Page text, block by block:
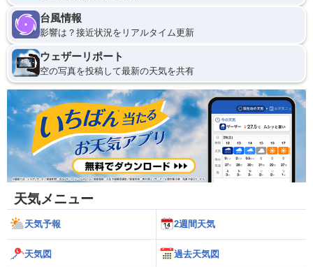
台風情報
影響は？接近状況をリアルタイム更新
ウェザーリポート
空の写真を投稿して最新の天気を共有
天気メニュー
天気予報 2週間天気
天気図 過去天気図